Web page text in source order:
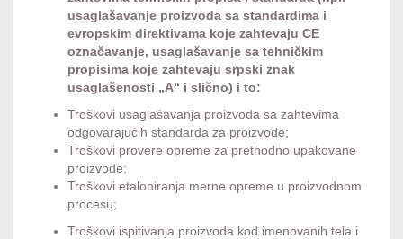
usaglašavanje proizvoda sa standardima i
evropskim direktivama koje zahtevaju CE
označavanje, usaglašavanje sa tehničkim
propisima koje zahtevaju srpski znak
usaglašenosti „A“ i slično) i to:
Troškovi usaglašavanja proizvoda sa zahtevima
odgovarajućih standarda za proizvode;
Troškovi provere opreme za prethodno upakovane
proizvode;
Troškovi etaloniranja merne opreme u proizvodnom
procesu;
Troškovi ispitivanja proizvoda kod imenovanih tela i